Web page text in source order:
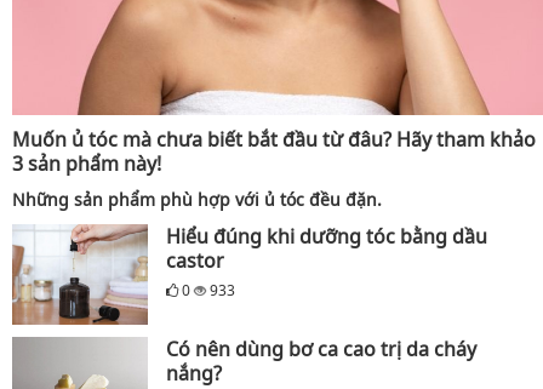
Muốn ủ tóc mà chưa biết bắt đầu từ đâu? Hãy tham khảo
3 sản phẩm này!
Những sản phẩm phù hợp với ủ tóc đều đặn.
Hiểu đúng khi dưỡng tóc bằng dầu
castor
0 933
Có nên dùng bơ ca cao trị da cháy
nắng?